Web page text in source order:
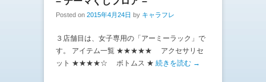
Posted on 2015年4月24日 by キャラフレ
３店舗目は、女子専用の「アーミーラック」で
す。 アイテム一覧 ★★★★★ アクセサリセ
ット ★★★★☆ ボトムス ★ 続きを読む →